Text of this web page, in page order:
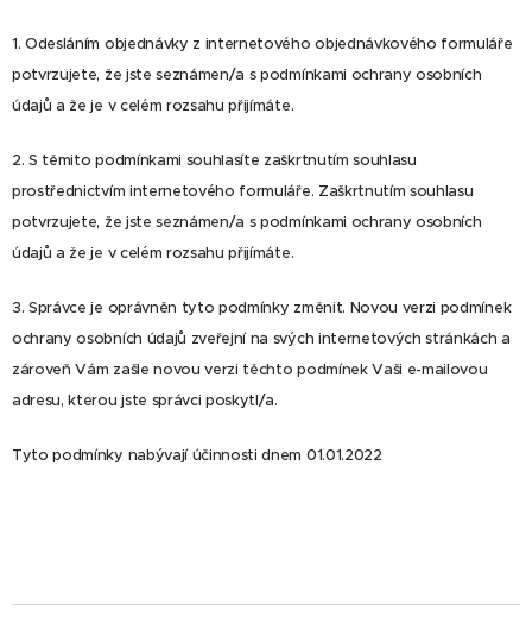
1. Odesláním objednávky z internetového objednávkového formuláře
potvrzujete, že jste seznámen/a s podmínkami ochrany osobních
údajů a že je v celém rozsahu přijímáte.
2. S těmito podmínkami souhlasíte zaškrtnutím souhlasu
prostřednictvím internetového formuláře. Zaškrtnutím souhlasu
potvrzujete, že jste seznámen/a s podmínkami ochrany osobních
údajů a že je v celém rozsahu přijímáte.
3. Správce je oprávněn tyto podmínky změnit. Novou verzi podmínek
ochrany osobních údajů zveřejní na svých internetových stránkách a
zároveň Vám zašle novou verzi těchto podmínek Vaši e-mailovou
adresu, kterou jste správci poskytl/a.
Tyto podmínky nabývají účinnosti dnem 01.01.2022